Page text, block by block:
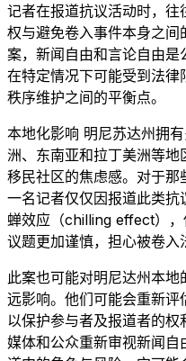
记者在报道抗议活动时，
权与避免卷入事件本身之
案，新闻自由和言论自由是
在特定情况下可能受到法
秩序维护之间的平衡点。
本地化影响 明尼苏达州拥
洲、东南亚和拉丁美洲等
移民社区的焦虑感。对于那
一名记者仅仅因报道此类
蝉效应（chilling effect）
议题更加谨慎，担心被卷入
此案也可能对明尼达州本
远影响。他们可能会重新
以保护参与者及报道者的
媒体和公众重新审视新闻